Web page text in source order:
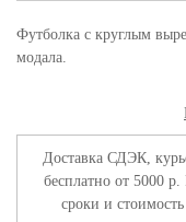
Футболка с круглым
модала.
Доставка СДЭК,
бесплатно от 5000
сроки и